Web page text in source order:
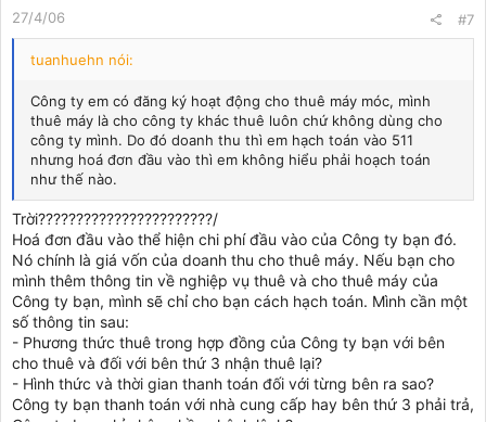
27/4/06 #7
tuanhuehn nói:
Công ty em có đăng ký hoạt động cho thuê máy móc, mình
thuê máy là cho công ty khác thuê luôn chứ không dùng cho
công ty mình. Do đó doanh thu thì em hạch toán vào 511
nhưng hoá đơn đầu vào thì em không hiểu phải hoạch toán
như thế nào.
Trời???????????????????????/
Hoá đơn đầu vào thể hiện chi phí đầu vào của Công ty bạn đó.
Nó chính là giá vốn của doanh thu cho thuê máy. Nếu bạn cho
mình thêm thông tin về nghiệp vụ thuê và cho thuê máy của
Công ty bạn, mình sẽ chỉ cho bạn cách hạch toán. Mình cần một
số thông tin sau:
- Phương thức thuê trong hợp đồng của Công ty bạn với bên
cho thuê và đối với bên thứ 3 nhận thuê lại?
- Hình thức và thời gian thanh toán đối với từng bên ra sao?
Công ty bạn thanh toán với nhà cung cấp hay bên thứ 3 phải trả,